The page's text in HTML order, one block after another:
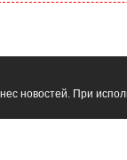
новостей. При